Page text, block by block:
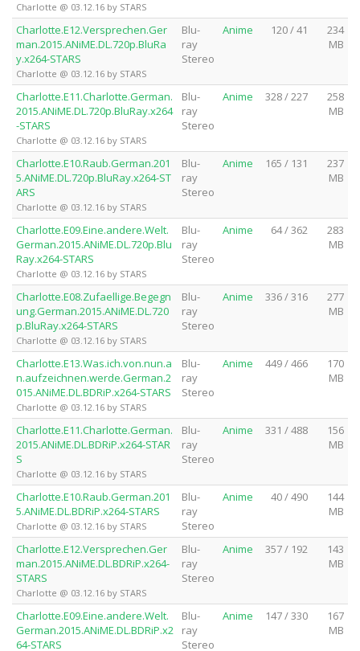
Charlotte @ 03.12.16 by STARS
Charlotte.E12.Versprechen.Ger
man.2015.ANiME.DL.720p.BluRa
y.x264-STARS
Charlotte @ 03.12.16 by STARS
Blu-
ray
Stereo
Anime 120 / 41
234
MB
Charlotte.E11.Charlotte.German.
2015.ANiME.DL.720p.BluRay.x264
-STARS
Charlotte @ 03.12.16 by STARS
Blu-
ray
Stereo
Anime 328 / 227
258
MB
Charlotte.E10.Raub.German.201
5.ANiME.DL.720p.BluRay.x264-ST
ARS
Charlotte @ 03.12.16 by STARS
Blu-
ray
Stereo
Anime 165 / 131
237
MB
Charlotte.E09.Eine.andere.Welt.
German.2015.ANiME.DL.720p.Blu
Ray.x264-STARS
Charlotte @ 03.12.16 by STARS
Blu-
ray
Stereo
Anime 64 / 362
283
MB
Charlotte.E08.Zufaellige.Begegn
ung.German.2015.ANiME.DL.720
p.BluRay.x264-STARS
Charlotte @ 03.12.16 by STARS
Blu-
ray
Stereo
Anime 336 / 316
277
MB
Charlotte.E13.Was.ich.von.nun.a
n.aufzeichnen.werde.German.2
015.ANiME.DL.BDRiP.x264-STARS
Charlotte @ 03.12.16 by STARS
Blu-
ray
Stereo
Anime 449 / 466
170
MB
Charlotte.E11.Charlotte.German.
2015.ANiME.DL.BDRiP.x264-STAR
S
Charlotte @ 03.12.16 by STARS
Blu-
ray
Stereo
Anime 331 / 488
156
MB
Charlotte.E10.Raub.German.201
5.ANiME.DL.BDRiP.x264-STARS
Charlotte @ 03.12.16 by STARS
Blu-
ray
Stereo
Anime 40 / 490
144
MB
Charlotte.E12.Versprechen.Ger
man.2015.ANiME.DL.BDRiP.x264-
STARS
Charlotte @ 03.12.16 by STARS
Blu-
ray
Stereo
Anime 357 / 192
143
MB
Charlotte.E09.Eine.andere.Welt.
German.2015.ANiME.DL.BDRiP.x2
64-STARS
Blu-
ray
Stereo
Anime 147 / 330
167
MB